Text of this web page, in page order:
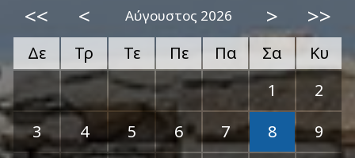
<< < Αύγουστος 2026 > >>
Δε Τρ Τε Πε Πα Σα
Κυ
1
2
3
4 5 6 7 8
9